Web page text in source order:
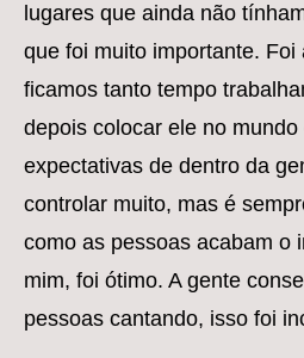
lugares que ainda não
que foi muito importante. Foi
ficamos tanto tempo
depois colocar ele no
expectativas de dentro da
controlar muito, mas é
como as pessoas acabam o
mim, foi ótimo. A gente
pessoas cantando, isso foi